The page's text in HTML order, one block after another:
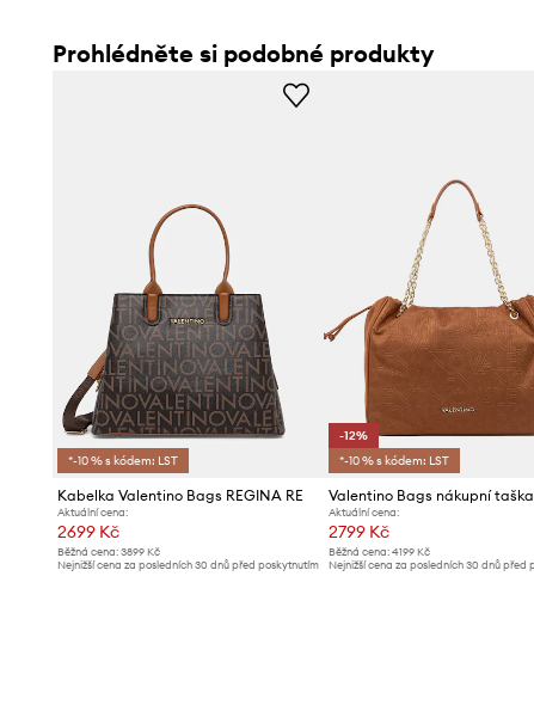
Prohlédněte si podobné produkty
*-10 % s kódem: LST
Kabelka Valentino Bags REGINA RE
Aktuální cena:
2699 Kč
Běžná cena: 3899 Kč
Nejnižší cena za posledních 30 dnů před poskytnutím
-12%
*-10 % s kódem: LST
Aktuální cena:
2799 Kč
Běžná cena:4199 Kč
Nejnižší cena za posledních 30 dnů před